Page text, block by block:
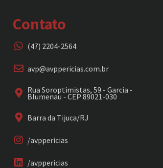
Contato
(47) 2204-2564
avp@avppericias.com.br
Rua Soroptimistas, 59 - Garcia -
Blumenau - CEP 89021-030
Barra da Tijuca/RJ
/avppericias
/avppericias